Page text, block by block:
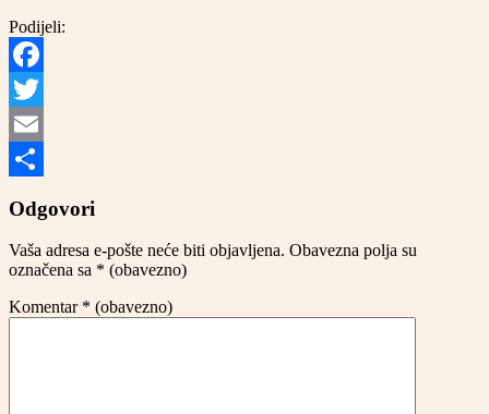
Podijeli:
Facebook
Twitter
Email
Odgovori
Vaša adresa e-pošte neće biti objavljena. Obavezna polja su
označena sa * (obavezno)
Komentar * (obavezno)